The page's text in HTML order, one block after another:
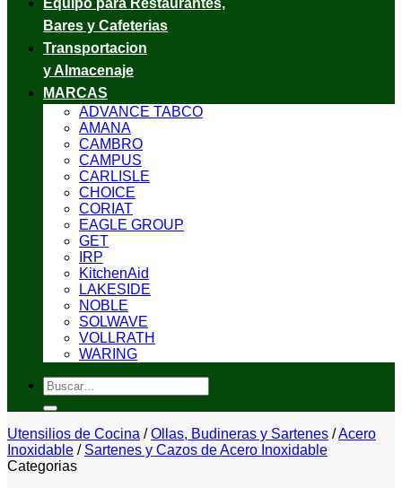
Equipo para Restaurantes,
Bares y Cafeterias
Transportacion
y Almacenaje
MARCAS
ADVANCE TABCO
AMANA
CAMBRO
CAMPUS
CARLISLE
CHOICE
CORIAT
EAGLE GROUP
GET
IRP
KitchenAid
LAKESIDE
NOBLE
SOLWAVE
VOLLRATH
WARING
Buscar
por:
Utensilios de Cocina / Ollas, Budineras y Sartenes /Acero
Inoxidable / Sartenes y Cazos de Acero Inoxidable
Categorias